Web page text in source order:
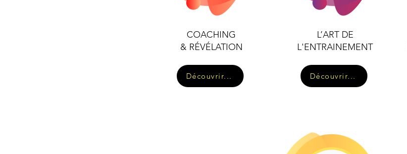
COACHING
& RÉVÉLATION
Découvrir...
L’ART DE
L'ENTRAINEMENT
Découvrir...